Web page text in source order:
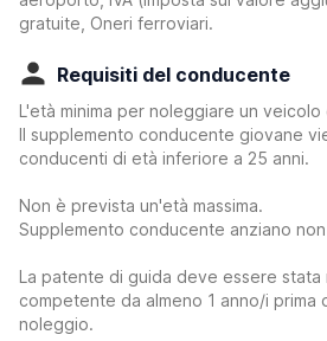
gratuite, Oneri ferroviari.
Requisiti del conducente
L'età minima per noleggiare un veicolo
Il supplemento conducente giovane
conducenti di età inferiore a 25 anni.
Non è prevista un'età massima.
Supplemento conducente anziano
La patente di guida deve essere stata
competente da almeno 1 anno/i prima
noleggio.